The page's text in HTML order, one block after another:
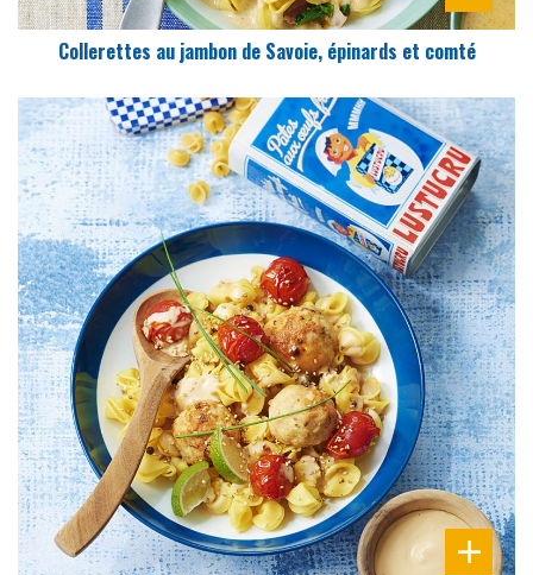
Collerettes au jambon de Savoie, épinards et comté
DIFFICULTÉ
PRÉPARATION
15 Min